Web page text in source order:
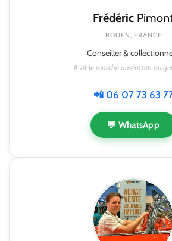
Frédéric
ROUEN, FRANCE
Conseiller &
Il vit le marché américain au
📲 06 07 73 63
💬 WhatsApp